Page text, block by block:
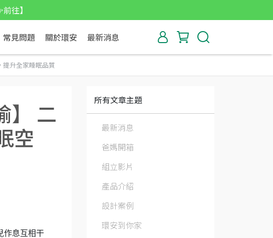
往】
常見問題 關於環安 最新消息
提升全家睡眠品質
】 二
空
作息互相干
所有文章主題
最新消息
爸媽開箱
組立影片
產品介紹
設計案例
環安到你家